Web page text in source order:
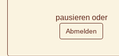
pausieren oder